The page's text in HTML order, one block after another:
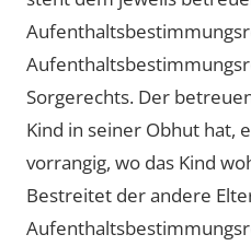
Sorgerechts. Der
Kind in seiner Obhut hat,
vorrangig, wo das Kind
Bestreitet der andere